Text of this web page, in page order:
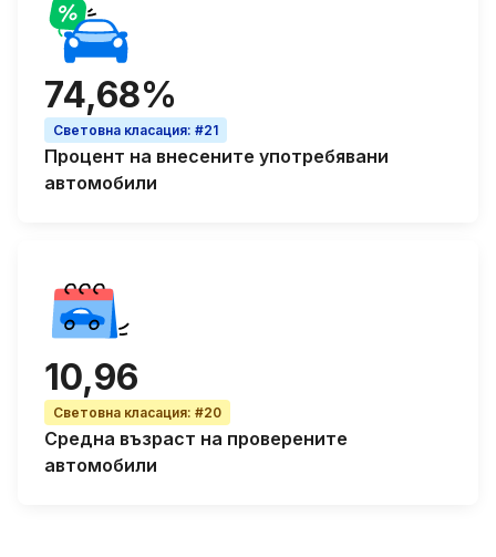
74,68%
Световна класация: #21
Процент на внесените употребявани
автомобили
10,96
Световна класация: #20
Средна възраст на проверените
автомобили